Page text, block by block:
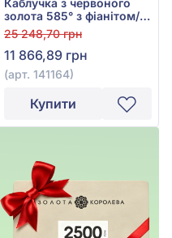
Каблучка з червоного
золота 585° з фіанітом/
куб.цирконієм, арт.
141164
25 248,70 грн
11 866,89 грн
(арт. 141164)
Купити